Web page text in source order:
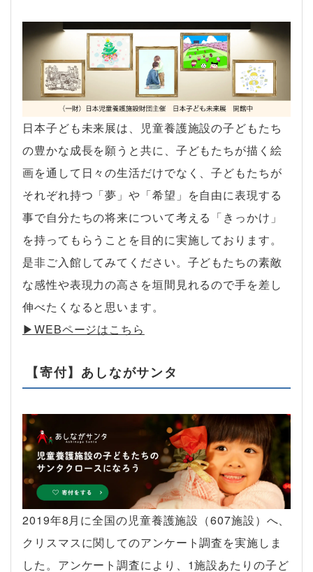
日本子ども未来展は、児童養護施設の子どもたち
の豊かな成長を願うと共に、子どもたちが描く絵
画を通して日々の生活だけでなく、子どもたちが
それぞれ持つ「夢」や「希望」を自由に表現する
事で自分たちの将来について考える「きっかけ」
を持ってもらうことを目的に実施しております。
是非ご入館してみてください。子どもたちの素敵
な感性や表現力の高さを垣間見れるので手を差し
伸べたくなると思います。
▶︎WEBページはこちら
【寄付】あしながサンタ
2019年8月に全国の児童養護施設（607施設）へ、
クリスマスに関してのアンケート調査を実施しま
した。アンケート調査により、1施設あたりの子ど